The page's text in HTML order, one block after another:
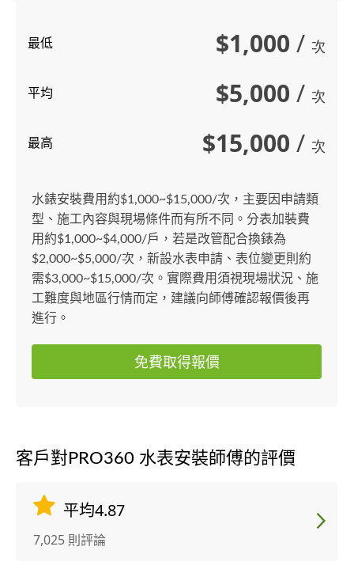
最低 $1,000 / 次
平均 $5,000 / 次
最高 $15,000 / 次
水錶安裝費用約$1,000~$15,000/次，主要因申請類
型、施工內容與現場條件而有所不同。分表加裝費
用約$1,000~$4,000/戶，若是改管配合換錶為
$2,000~$5,000/次，新設水表申請、表位變更則約
需$3,000~$15,000/次。實際費用須視現場狀況、施
工難度與地區行情而定，建議向師傅確認報價後再
進行。
免費取得報價
客戶對PRO360 水表安裝師傅的評價
平均4.87
7,025 則評論